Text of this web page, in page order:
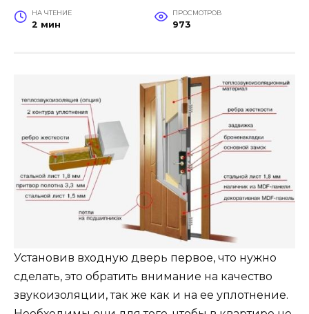
НА ЧТЕНИЕ
2 мин
ПРОСМОТРОВ
973
Установив входную дверь первое, что нужно
сделать, это обратить внимание на качество
звукоизоляции, так же как и на ее уплотнение.